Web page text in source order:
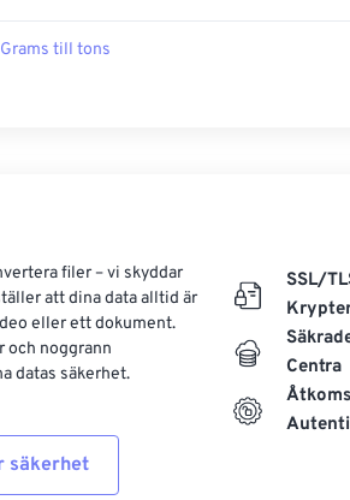
Grams till tons
filer – vi skyddar
att dina data alltid är
eller ett dokument.
och noggrann
datas säkerhet.
säkerhet
SSL/
Centra